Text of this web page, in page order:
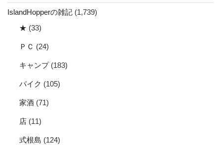
IslandHopperの雑記 (1,739)
★ (33)
ＰＣ (24)
キャンプ(183)
バイク (105)
家酒 (71)
店 (11)
式根島 (124)